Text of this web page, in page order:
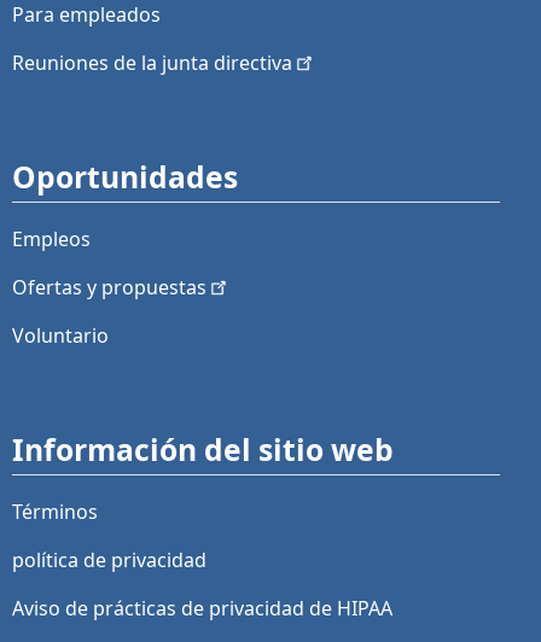
Para empleados
Reuniones de la junta directiva
Oportunidades
Empleos
Ofertas y propuestas
Voluntario
Información del sitio web
Términos
política de privacidad
Aviso de prácticas de privacidad de HIPAA